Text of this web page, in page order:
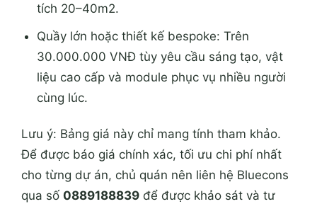
tích 20–40m2.
Quầy lớn hoặc thiết kế bespoke: Trên
30.000.000 VNĐ tùy yêu cầu sáng tạo, vật
liệu cao cấp và module phục vụ nhiều người
cùng lúc.
Lưu ý: Bảng giá này chỉ mang tính tham khảo.
Để được báo giá chính xác, tối ưu chi phí nhất
cho từng dự án, chủ quán nên liên hệ Bluecons
qua số 0889188839 để được khảo sát và tư